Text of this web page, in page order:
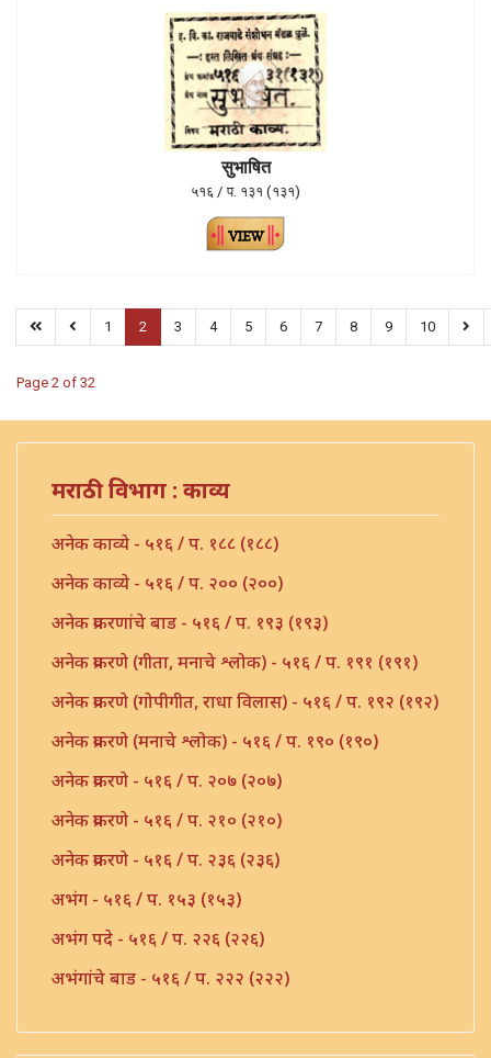
सुभाषित
५१६ / प. १३१ (१३१)
1 2 3 4 5 6 7 8 9 10
Page 2 of 32
मराठी विभाग : काव्य
अनेक काव्ये - ५१६ / प. १८८ (१८८)
अनेक काव्ये - ५१६ / प. २०० (२००)
अनेक प्रकरणांचे बाड - ५१६ / प. १९३ (१९३)
अनेक प्रकरणे (गीता, मनाचे श्लोक) - ५१६ / प. १९१ (१९१)
अनेक प्रकरणे (गोपीगीत, राधा विलास) - ५१६ / प. १९२ (१९२)
अनेक प्रकरणे (मनाचे श्लोक) - ५१६ / प. १९० (१९०)
अनेक प्रकरणे - ५१६ / प. २०७ (२०७)
अनेक प्रकरणे - ५१६ / प. २१० (२१०)
अनेक प्रकरणे - ५१६ / प. २३६ (२३६)
अभंग - ५१६ / प. १५३ (१५३)
अभंग पदे - ५१६ / प. २२६ (२२६)
अभंगांचे बाड - ५१६ / प. २२२ (२२२)